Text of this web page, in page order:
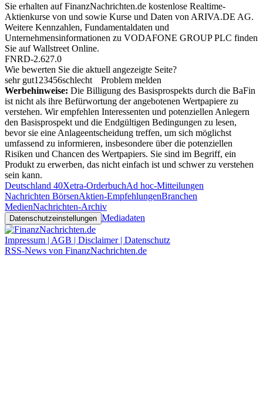
Sie erhalten auf FinanzNachrichten.de kostenlose Realtime-
Aktienkurse von und sowie Kurse und Daten von ARIVA.DE AG.
Weitere Kennzahlen, Fundamentaldaten und
Unternehmensinformationen zu VODAFONE GROUP PLC finden
Sie aufWallstreet Online.
FNRD-2.627.0
Wie bewerten Sie die aktuell angezeigte Seite?
sehr gut1 23456schlecht
Problem melden
Werbehinweise: Die Billigung des Basisprospekts durch die BaFin
ist nicht als ihre Befürwortung der angebotenen Wertpapiere zu
verstehen. Wir empfehlen Interessenten und potenziellen Anlegern
den Basisprospekt und die Endgültigen Bedingungen zu lesen,
bevor sie eine Anlageentscheidung treffen, um sich möglichst
umfassend zu informieren, insbesondere über die potenziellen
Risiken und Chancen des Wertpapiers. Sie sind im Begriff, ein
Produkt zu erwerben, das nicht einfach ist und schwer zu verstehen
sein kann.
Deutschland 40Xetra-OrderbuchAd hoc-Mitteilungen
Nachrichten BörsenAktien-EmpfehlungenBranchen
MedienNachrichten-Archiv
Datenschutzeinstellungen Mediadaten
Impressum | AGB | Disclaimer | Datenschutz
RSS-News von FinanzNachrichten.de